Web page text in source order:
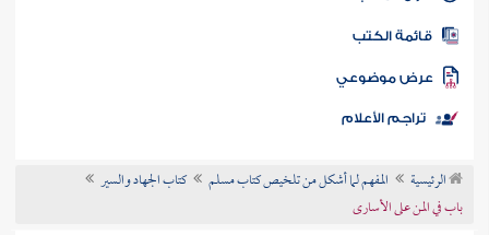
المكتبة
الكتب
موضوعي
تراجم الأعلام
الرئيسية المفهم لما أشكل من تلخيص كتاب مسلم
كتاب الجهاد والسير
باب في المن على الأسارى